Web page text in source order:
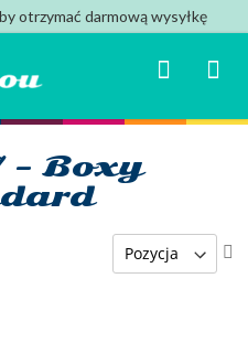
otrzymać darmową wysyłkę
Mój
Search
- Boxy